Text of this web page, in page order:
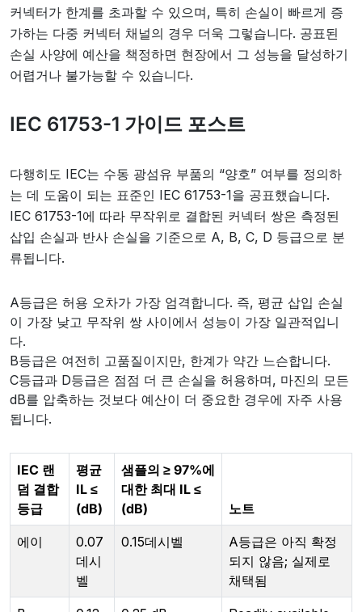
커넥터가 한계를 초과할 수 있으며, 특히 손실이 빠르게 증
가하는 다중 커넥터 채널의 경우 더욱 그렇습니다. 공표된
손실 사양에 예산을 책정하면 현장에서 그 성능을 달성하기
어렵거나 불가능할 수 있습니다.
IEC 61753-1 가이드 포스트
다행히도 IEC는 수동 광섬유 부품의 “양호” 여부를 정의하
는 데 도움이 되는 표준인 IEC 61753-1을 공표했습니다.
IEC 61753-1에 따라 무작위로 결합된 커넥터 쌍은 측정된
삽입 손실과 반사 손실을 기준으로 A, B, C, D 등급으로 분
류됩니다.
A등급은 허용 오차가 가장 엄격합니다. 즉, 평균 삽입 손실
이 가장 낮고 무작위 쌍 사이에서 성능이 가장 일관적입니
다.
B등급은 여전히 고품질이지만, 한계가 약간 느슨합니다.
C등급과 D등급은 점점 더 큰 손실을 허용하며, 마진의 모든
dB를 압축하는 것보다 예산이 더 중요한 경우에 자주 사용
됩니다.
IEC 랜
덤 결합
등급
평균
IL ≤
(dB)
샘플의 ≥ 97%에
대한 최대 IL ≤
(dB)
노트
에이
0.07
데시
벨
0.15데시벨
A등급은 아직 확정
되지 않음; 실제로
채택됨